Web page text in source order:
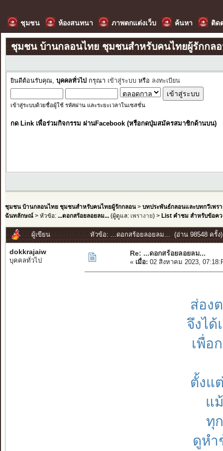
ชุมชน ห้องสนทนา ภาพตกแต่งเว็บ ค้นหา ติด
ชุมชน บ้านกลอนไทย ชุมชนสำหรับคนไทยผู้รักกล
ยินดีต้อนรับคุณ, บุคคลทั่วไป กรุณา เข้าสู่ระบบ หรือ ลงทะเบียน
เข้าสู่ระบบด้วยชื่อผู้ใช้ รหัสผ่าน และระยะเวลาในเซสชั่น
กด Link เพื่อร่วมกิจกรรม ผ่านFacebook (หรือกดปุ่มสมัครสมาชิกด้านบน)
ชุมชน บ้านกลอนไทย ชุมชนสำหรับคนไทยผู้รักกลอน> บทประพันธ์กลอนและบทกวีเพรา
ฉันทลักษณ์> หัวข้อ: ...ดอกสร้อยลอยลม...(ผู้ดูแล: เพรางาย) > List คำชม สำหรับข้อค
ผู้เขียน หัวข้อ: ...ดอกสร้อยลอยลม... (อ่าน 98548 ครั้ง)
dokkrajaiw
บุคคลทั่วไป
Re: ...ดอกสร้อยลอยลม...
« เมื่อ: 02 สิงหาคม 2023,
ส่อง
จึงไ
เพื่อ
ตั้งแ
แ
ทุ
ดูหำ